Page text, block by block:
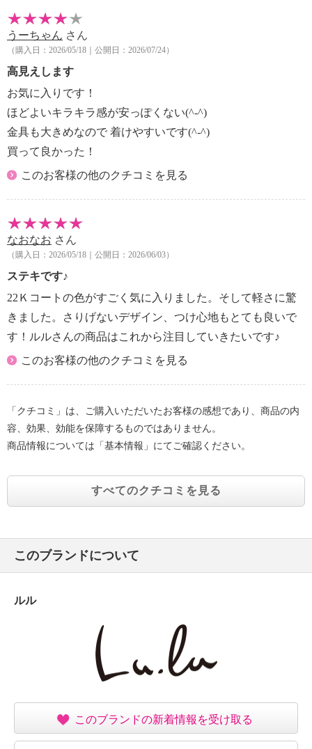
うーちゃん さん
（購入日：2026/05/18｜公開日：2026/07/24）
高見えします
お気に入りです！
ほどよいキラキラ感が安っぽくない(^-^)
金具も大きめなので 着けやすいです(^-^)
買って良かった！
このお客様の他のクチコミを見る
なおなお さん
（購入日：2026/05/18｜公開日：2026/06/03）
ステキです♪
22Ｋコートの色がすごく気に入りました。そして軽さに驚
きました。さりげないデザイン、つけ心地もとても良いで
す！ルルさんの商品はこれから注目していきたいです♪
このお客様の他のクチコミを見る
「クチコミ」は、ご購入いただいたお客様の感想であり、商品の内
容、効果、効能を保障するものではありません。
商品情報については「基本情報」にてご確認ください。
すべてのクチコミを見る
このブランドについて
ルル
このブランドの新着情報を受け取る